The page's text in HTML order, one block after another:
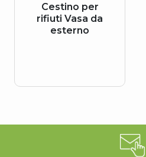
Cestino per
rifiuti Vasa da
esterno